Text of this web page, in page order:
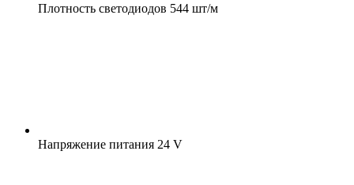
Плотность светодиодов 544 шт/м
Напряжение питания 24 V